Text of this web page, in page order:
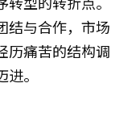
结与合作，市场
历痛苦的结构调
。